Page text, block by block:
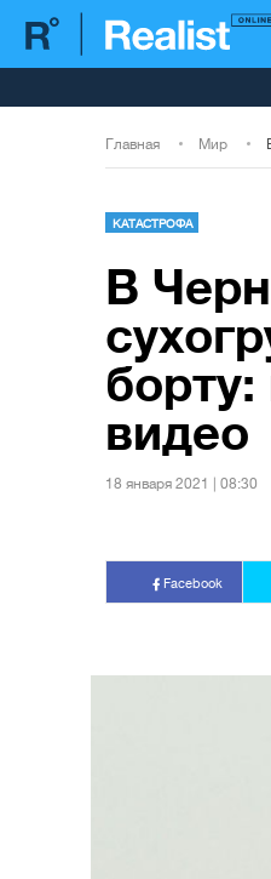
Главная Мир
КАТАСТРОФА
В
видео
18 января 2021 | 08:30
Facebook